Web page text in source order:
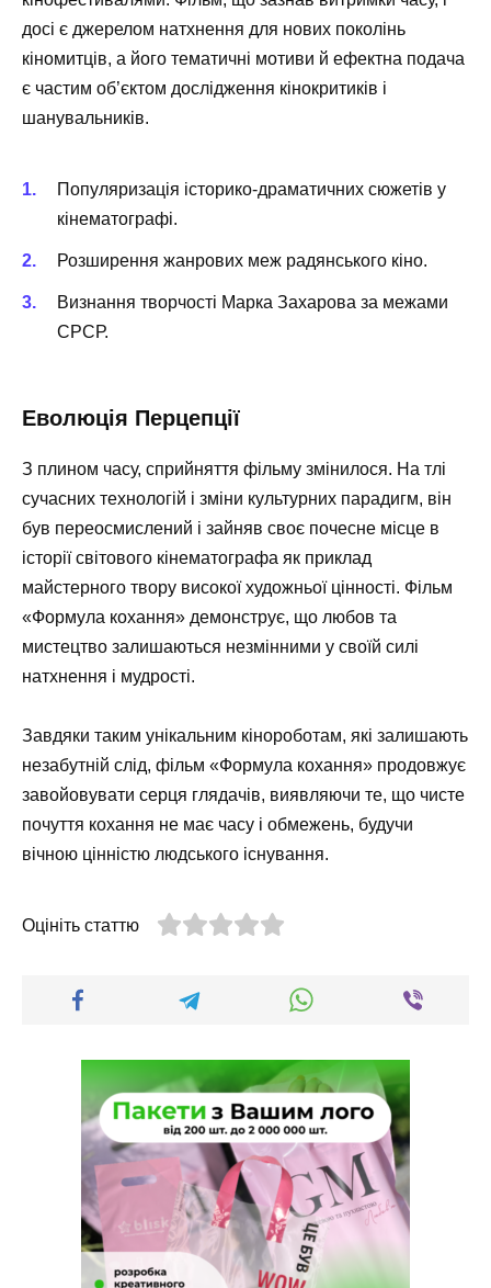
досі є джерелом натхнення для нових поколінь
кіномитців, а його тематичні мотиви й ефектна подача
є частим об’єктом дослідження кінокритиків і
шанувальників.
Популяризація історико-драматичних сюжетів у
кінематографі.
Розширення жанрових меж радянського кіно.
Визнання творчості Марка Захарова за межами
СРСР.
Еволюція Перцепції
З плином часу, сприйняття фільму змінилося. На тлі
сучасних технологій і зміни культурних парадигм, він
був переосмислений і зайняв своє почесне місце в
історії світового кінематографа як приклад
майстерного твору високої художньої цінності. Фільм
«Формула кохання» демонструє, що любов та
мистецтво залишаються незмінними у своїй силі
натхнення і мудрості.
Завдяки таким унікальним кінороботам, які залишають
незабутній слід, фільм «Формула кохання» продовжує
завойовувати серця глядачів, виявляючи те, що чисте
почуття кохання не має часу і обмежень, будучи
вічною цінністю людського існування.
Оцініть статтю